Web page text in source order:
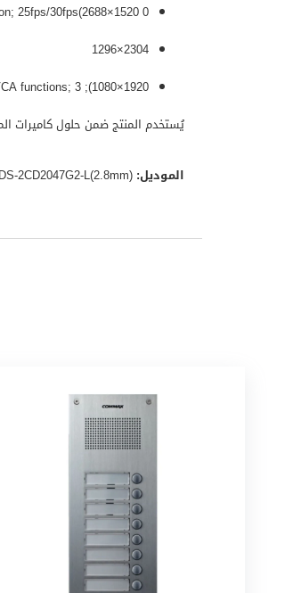
0 lux with LED on; 25fps/30fps(2688×1520
2304×1296
1920×1080); VCA functions; 3
يُستخدم المنتج ضمن حلول كاميرات
الموديل: